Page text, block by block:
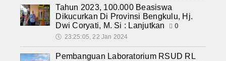
Tahun 2023, 100.000 Beasiswa
Dikucurkan Di Provinsi Bengkulu, Hj.
Dwi Coryati, M. Si : Lanjutkan
0
🕔 23:25:05, 22 Jan 2024
Pembanguan Laboratorium RSUD RL